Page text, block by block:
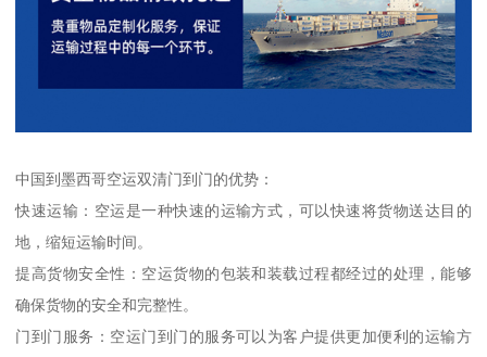
中国到墨西哥空运双清门到门的优势：
快速运输：空运是一种快速的运输方式，可以快速将货物送达目的
地，缩短运输时间。
提高货物安全性：空运货物的包装和装载过程都经过的处理，能够
确保货物的安全和完整性。
门到门服务：空运门到门的服务可以为客户提供更加便利的运输方